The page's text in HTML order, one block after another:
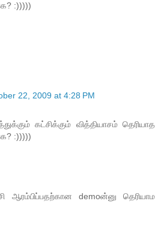
:)))))
22, 2009 at 4:28 PM
கட்சிக்கும் வித்தியாசம் தெரியாத
:)))))
ஆரம்பிப்பதற்கான demoன்னு தெரியாம